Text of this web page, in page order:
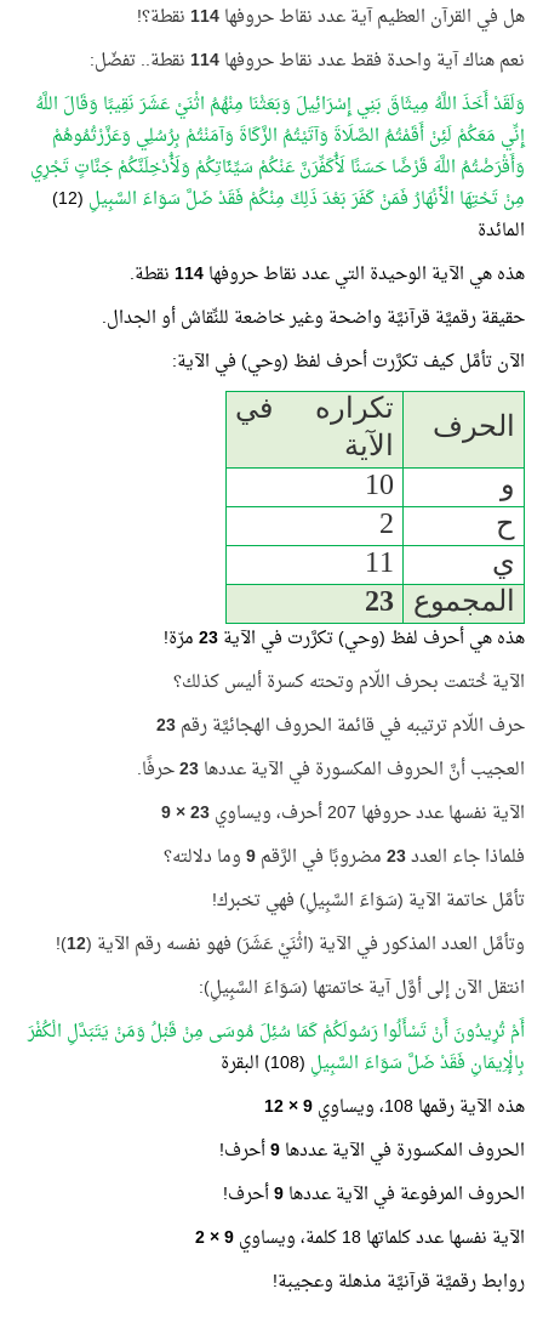
هل في القرآن العظيم آية عدد نقاط حروفها114نقطة؟!
نعم هناك آية واحدة فقطعدد نقاط حروفها114نقطة.. تفضّل:
وَلَقَدْ أَخَذَ اللَّهُ مِيثَاقَ بَنِي إِسْرَائِيلَ وَبَعَثْنَا مِنْهُمُ اثْنَيْ عَشَرَ نَقِيبًا وَقَالَ اللَّهُ
إِنِّي مَعَكُمْ لَئِنْ أَقَمْتُمُ الصَّلَاةَ وَآتَيْتُمُ الزَّكَاةَ وَآمَنْتُمْ بِرُسُلِي وَعَزَّرْتُمُوهُمْ
وَأَقْرَضْتُمُ اللَّهَ قَرْضًا حَسَنًا لَأُكَفِّرَنَّ عَنْكُمْ سَيِّئَاتِكُمْ وَلَأُدْخِلَنَّكُمْ جَنَّاتٍ تَجْرِي
مِنْ تَحْتِهَا الْأَنْهَارُ فَمَنْ كَفَرَ بَعْدَ ذَلِكَ مِنْكُمْ فَقَدْ ضَلَّ سَوَاءَ السَّبِيلِ
(12)
المائدة
هذه هي الآية الوحيدة التي عدد نقاط حروفها114نقطة.
حقيقة رقميَّة قرآنيَّة واضحة وغير خاضعة للنِّقاش أو الجدال.
الآن تأمَّل كيف تكرَّرت أحرف لفظ (وحي) في الآية:
الحرف
تكراره في
الآية
و
10
ح
2
ي
11
المجموع
23
هذه هي أحرف لفظ (وحي) تكرَّرت في الآية23مرّة!
الآية خُتمت بحرف اللّام وتحته كسرة أليس كذلك؟
حرف اللّام ترتيبه في قائمة الحروف الهجائيَّة رقم23
العجيب أنَّ الحروف المكسورة في الآية عددها23حرفًا.
الآية نفسها عدد حروفها 207 أحرف، ويساوي
23 × 9
فلماذا جاء العدد23مضروبًا في الرَّقم9وما دلالته؟
تأمَّل خاتمة الآية (سَوَاءَ السَّبِيلِ) فهي تخبرك!
وتأمَّل العدد المذكور في الآية (اثْنَيْ عَشَرَ) فهو نفسه رقم الآية (12
)!
انتقل الآن إلى أوَّل آية خاتمتها (سَوَاءَ السَّبِيلِ):
أَمْ تُرِيدُونَ أَنْ تَسْأَلُوا رَسُولَكُمْ كَمَا سُئِلَ مُوسَى مِنْ قَبْلُ وَمَنْ يَتَبَدَّلِ الْكُفْرَ
بِالْإِيمَانِ فَقَدْ ضَلَّ سَوَاءَ السَّبِيلِ (108) البقرة
هذه الآية رقمها 108، ويساوي
9 × 12
الحروف المكسورة في الآية عددها9أحرف!
الحروف المرفوعة في الآية عددها9أحرف!
الآية نفسها عدد كلماتها 18 كلمة، ويساوي
9 × 2
روابط رقميَّة قرآنيَّة مذهلة وعجيبة!